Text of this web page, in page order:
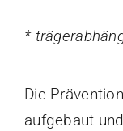
*
Die
aufgebaut